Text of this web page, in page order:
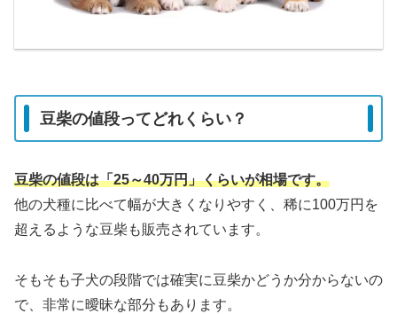
豆柴の値段ってどれくらい？
豆柴の値段は「25～40万円」くらいが相場です。
他の犬種に比べて幅が大きくなりやすく、稀に100万円を
超えるような豆柴も販売されています。
そもそも子犬の段階では確実に豆柴かどうか分からないの
で、非常に曖昧な部分もあります。